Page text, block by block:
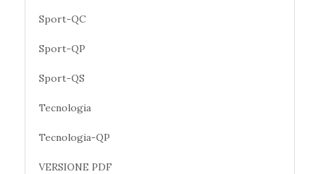
Sport-QC
Sport-QP
Sport-QS
Tecnologia
Tecnologia-QP
VERSIONE PDF